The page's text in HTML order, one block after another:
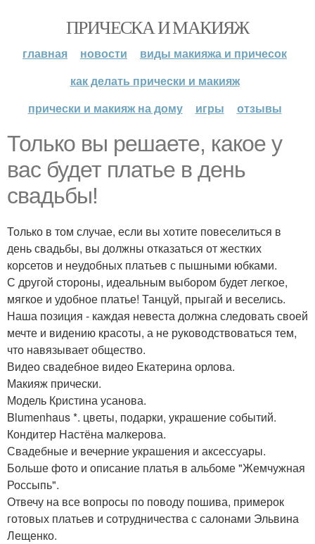
ПРИЧЕСКА И МАКИЯЖ
главная новости
виды макияжа и причесок
как делать прически и макияж
прически и макияж на дому
игры отзывы
Только вы решаете, какое у
вас будет платье в день
свадьбы!
Только в том случае, если вы хотите повеселиться в
день свадьбы, вы должны отказаться от жестких
корсетов и неудобных платьев с пышными юбками.
С другой стороны, идеальным выбором будет легкое,
мягкое и удобное платье! Танцуй, прыгай и веселись.
Наша позиция - каждая невеста должна следовать своей
мечте и видению красоты, а не руководствоваться тем,
что навязывает общество.
Видео свадебное видео Екатерина орлова.
Макияж прически.
Модель Кристина усанова.
Blumenhaus *. цветы, подарки, украшение событий.
Кондитер Настёна малкерова.
Свадебные и вечерние украшения и аксессуары.
Больше фото и описание платья в альбоме "Жемчужная
Россыпь".
Отвечу на все вопросы по поводу пошива, примерок
готовых платьев и сотрудничества с салонами Эльвина
Лещенко.